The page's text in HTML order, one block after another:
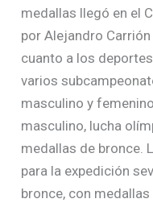
medallas llegó en el
por Alejandro
cuanto a los
varios
masculino y
masculino, lucha
medallas de bronce.
para la expedición
bronce, con